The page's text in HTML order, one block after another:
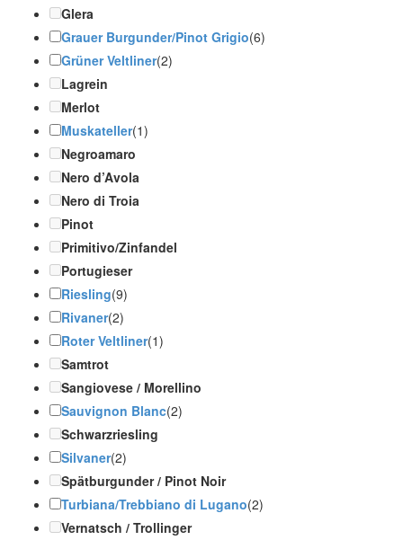
Glera
Grauer Burgunder/Pinot Grigio(6)
Grüner Veltliner(2)
Lagrein
Merlot
Muskateller(1)
Negroamaro
Nero d’Avola
Nero di Troia
Pinot
Primitivo/Zinfandel
Portugieser
Riesling(9)
Rivaner(2)
Roter Veltliner(1)
Samtrot
Sangiovese / Morellino
Sauvignon Blanc(2)
Schwarzriesling
Silvaner(2)
Spätburgunder / Pinot Noir
Turbiana/Trebbiano di Lugano(2)
Vernatsch / Trollinger